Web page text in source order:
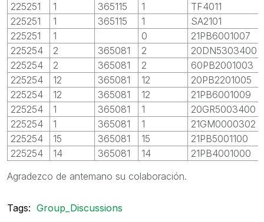
225251 1 365115 1 TF4011
225251
1 365115 1 SA2101
225251
1 0
21PB6001007
225254
2 365081 2 20DN5303400
225254
2 365081 2 60PB2001003
225254
12 365081 12 20PB2201005
225254
12 365081 12 21PB6001009
225254
1 365081 1 20GR5003400
225254
1 365081 1 21GM0000302
225254
15 365081 15 21PB5001100
225254
14 365081 14 21PB4001000
Agradezco de antemano su colaboración.
Tags: Group_Discussions